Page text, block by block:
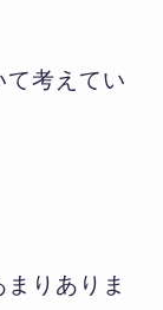
て考えてい
りありま